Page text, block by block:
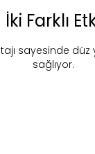
İki Farklı
sayesinde
sağlıyor.